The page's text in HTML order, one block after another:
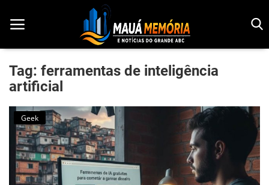
Dorama
Notícias
Pop!
Tag: ferramentas de inteligência
artificial
Geek